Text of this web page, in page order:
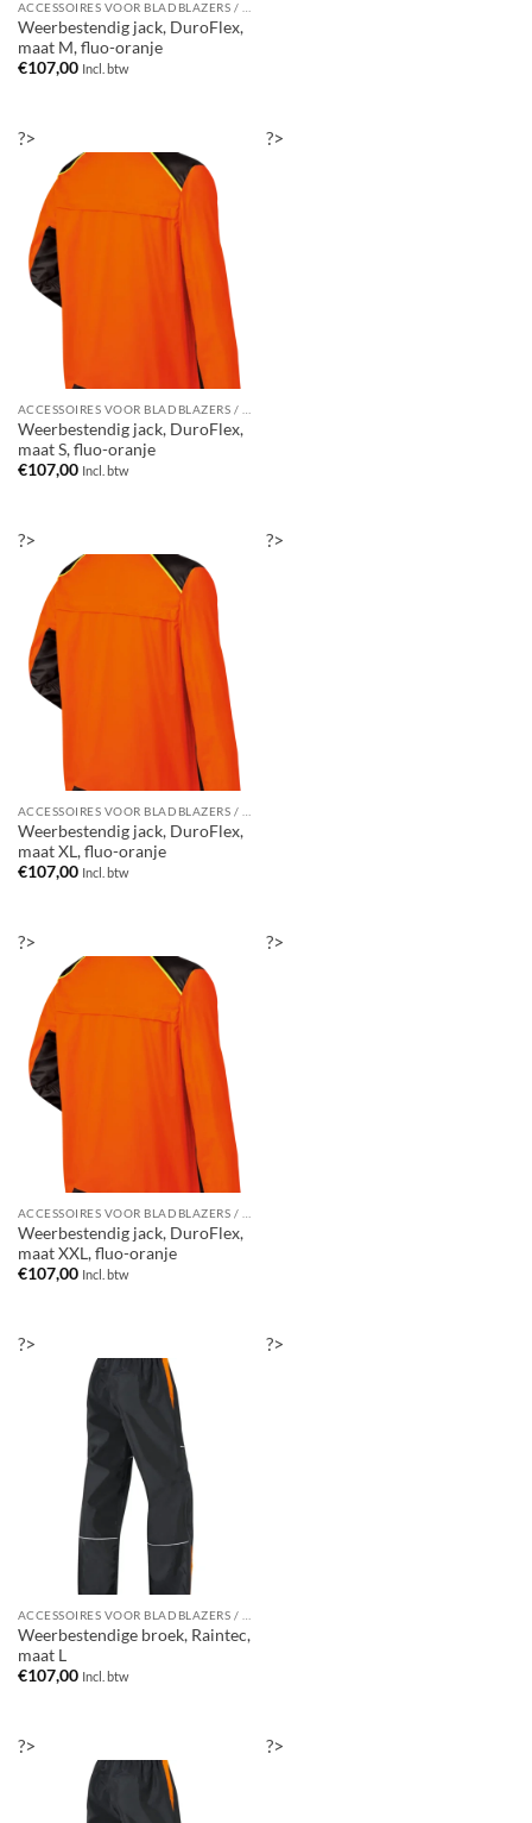
Weerbestendig jack, DuroFlex,
maat M, fluo-oranje
€107,00 Incl. btw
?>
Weerbestendig jack, DuroFlex,
maat S, fluo-oranje
€107,00 Incl. btw
?>
?>
Weerbestendig jack, DuroFlex,
maat XL, fluo-oranje
€107,00 Incl. btw
?>
?>
Weerbestendig jack, DuroFlex,
maat XXL, fluo-oranje
€107,00 Incl. btw
?>
?>
Weerbestendige broek, Raintec,
maat L
€107,00 Incl. btw
?>
?> ?>